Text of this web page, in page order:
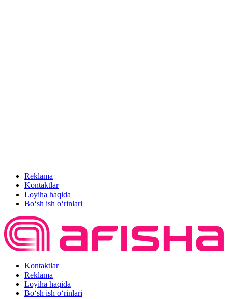
Reklama
Kontaktlar
Loyiha haqida
Bo‘sh ish o‘rinlari
Kontaktlar
Reklama
Loyiha haqida
Bo‘sh ish o‘rinlari